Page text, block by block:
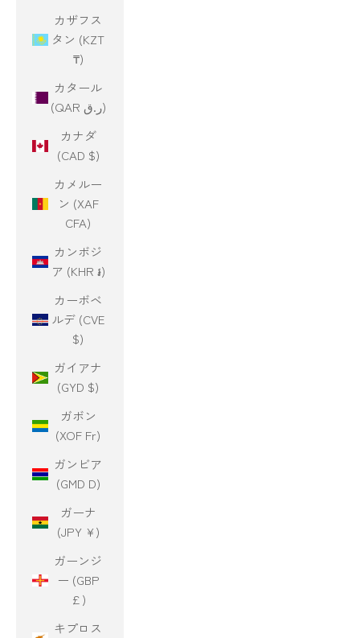
カザフス
タン (KZT
₸)
カタール
(QAR ر.ق)
カナダ
(CAD $)
カメルー
ン (XAF
CFA)
カンボジ
ア (KHR ៛)
カーボベ
ルデ (CVE
$)
ガイアナ
(GYD $)
ガボン
(XOF Fr)
ガンビア
(GMD D)
ガーナ
(JPY ¥)
ガーンジ
ー (GBP
£)
キプロス